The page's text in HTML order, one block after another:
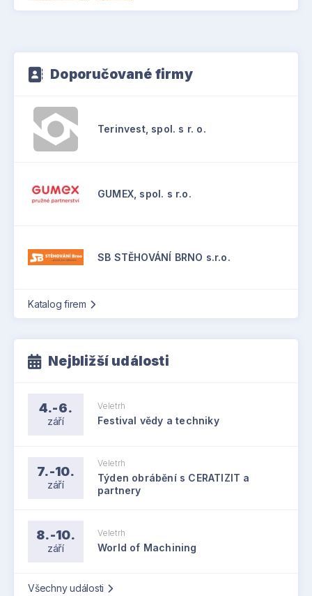
Doporučované firmy
Terinvest, spol. s r. o.
GUMEX, spol. s r.o.
SB STĚHOVÁNÍ BRNO s.r.o.
Katalog firem
Nejbližší události
4.-6.
září
Veletrh
Festival vědy a techniky
7.-10.
září
Veletrh
Týden obrábění s CERATIZIT a
partnery
8.-10.
září
Veletrh
World of Machining
Všechny události